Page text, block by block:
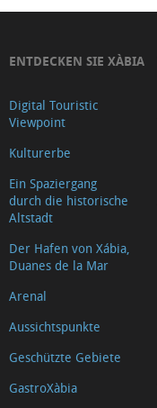
ENTDECKEN SIE XÀBIA
Digital Touristic
Viewpoint
Kulturerbe
Ein Spaziergang
durch die historische
Altstadt
Der Hafen von Xábia,
Duanes de la Mar
Arenal
Aussichtspunkte
Geschützte Gebiete
GastroXàbia